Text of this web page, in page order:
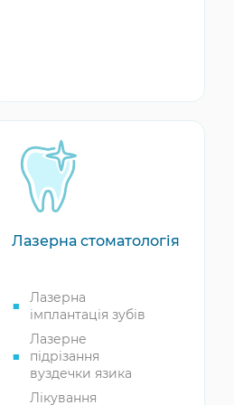
Лазерна стоматологія
Лазерна
імплантація зубів
Лазерне
підрізання
вуздечки язика
Лікування